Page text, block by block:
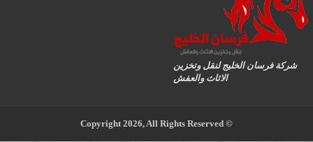
شركة فرسان الخليج لنقل وتخزين
الاثاث والعفش
© Copyright 2026, All Rights Reserved